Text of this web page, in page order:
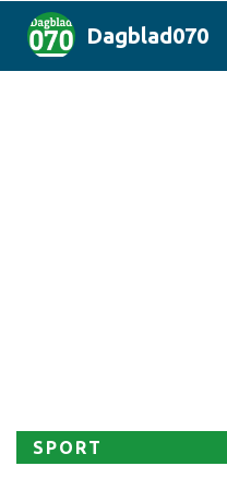
Dagblad070
SPORT